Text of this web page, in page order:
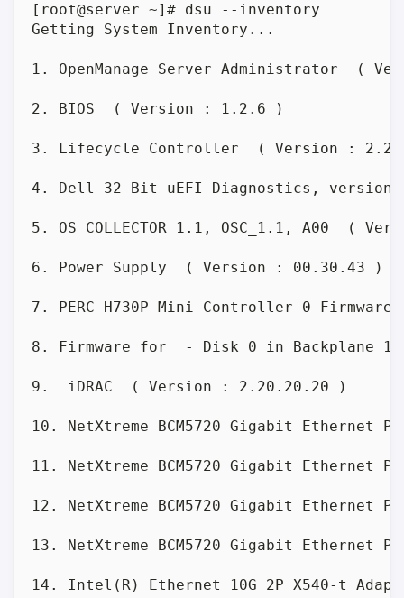
[root@server ~]# dsu --inventory
Getting System Inventory...
1. OpenManage Server Administrator  (
2. BIOS  ( Version : 1.2.6 )
3. Lifecycle Controller  ( Version :
4. Dell 32 Bit uEFI Diagnostics, version
5. OS COLLECTOR 1.1, OSC_1.1, A00  (
6. Power Supply  ( Version : 00.30.43 )
7. PERC H730P Mini Controller 0
8. Firmware for  - Disk 0 in Backplane 1
9.  iDRAC  ( Version : 2.20.20.20 )
10. NetXtreme BCM5720 Gigabit
11. NetXtreme BCM5720 Gigabit
12. NetXtreme BCM5720 Gigabit
13. NetXtreme BCM5720 Gigabit
14. Intel(R) Ethernet 10G 2P X540-t